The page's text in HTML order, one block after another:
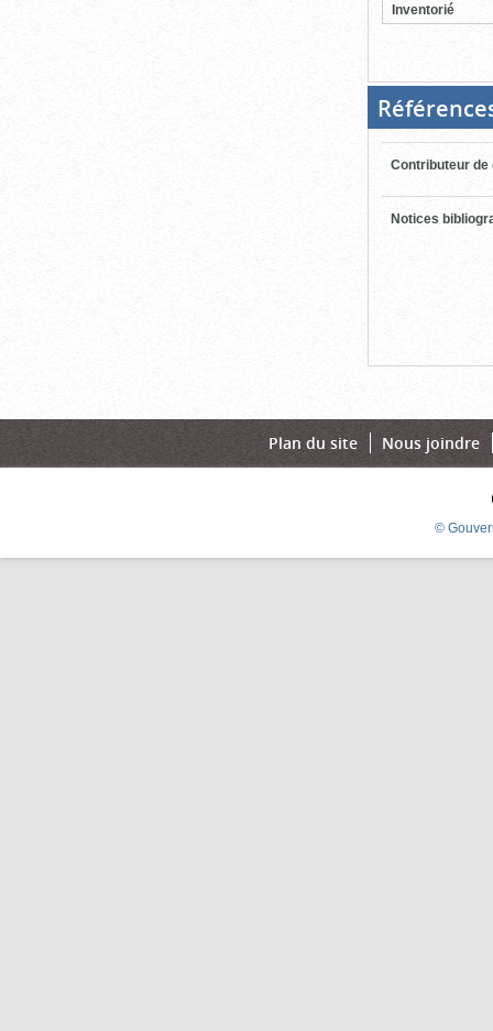
Inventorié
Contributeur de
Notices
Plan du site Nous joindre
©